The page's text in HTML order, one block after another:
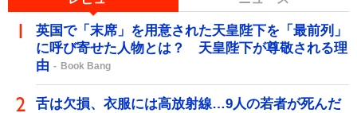
英国で「末席」を用意された天皇陛下を「最前列」
に呼び寄せた人物とは？ 天皇陛下が尊敬される理
由
Book Bang
舌は欠損、衣服には高放射線…9人の若者が死んだ